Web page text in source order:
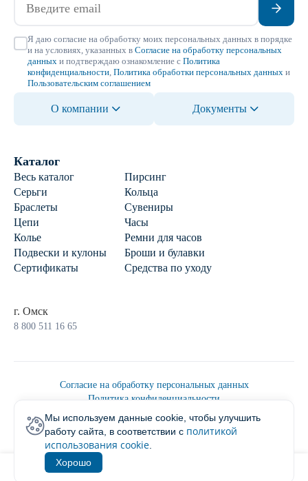
1
Я даю согласие на обработку моих персональных данных в порядке
и на условиях, указанных в Согласие на обработку персональных
данных и подтверждаю ознакомление с Политика
конфиденциальности Политика обработки персональных данных и
Пользовательским соглашением
О компании Документы
Каталог
Весь каталог
Пирсинг
Серьги
Кольца
Браслеты
Сувениры
Цепи
Часы
Колье
Ремни для часов
Подвески и кулоны
Броши и булавки
Сертификаты
Средства по уходу
г. Омск
8 800 511 16 65
Согласие на обработку персональных данных
Политика конфиденциальности
Политика обработки персональных данных
Пользовательским соглашением
2026 © Ювелирторг
Мы используем данные cookie, чтобы улучшить
работу сайта, в соответствии с политикой
использования cookie
Хорошо